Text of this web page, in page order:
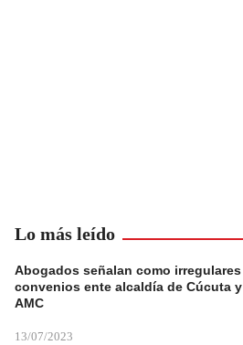
Lo más leído
Abogados señalan como irregulares
convenios ente alcaldía de Cúcuta y
AMC
13/07/2023